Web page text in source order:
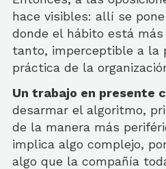
hace visibles: allí se
donde el hábito está
tanto, imperceptible a la
práctica de la
Un trabajo en presente
desarmar el algoritmo,
de la manera más
implica algo complejo,
algo que la compañía